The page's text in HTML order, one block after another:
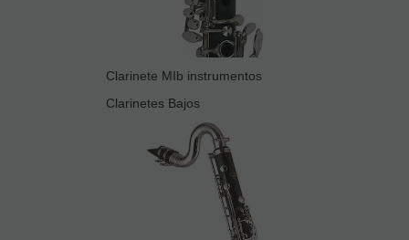
Clarinete MIb instrumentos
Clarinetes Bajos